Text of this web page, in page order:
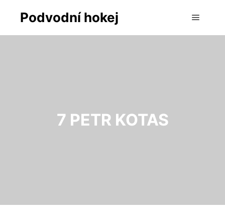
Podvodní hokej
7 PETR KOTAS